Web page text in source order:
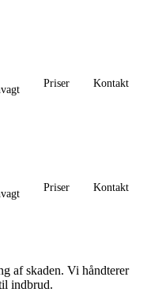
Priser Kontakt
Priser Kontakt
af skaden. Vi håndterer
indbrud.